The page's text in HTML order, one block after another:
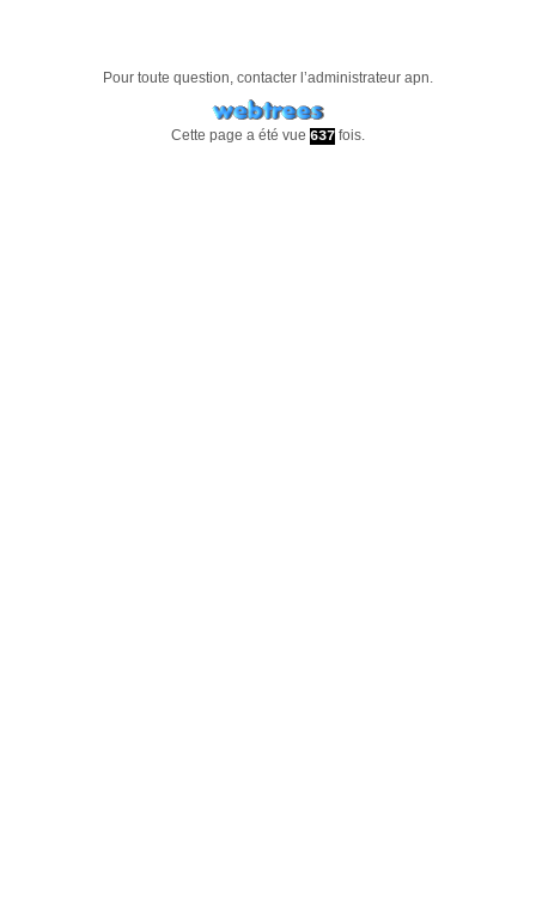
Pour toute question, contacter l’administrateur apn.
Cette page a été vue 637 fois.